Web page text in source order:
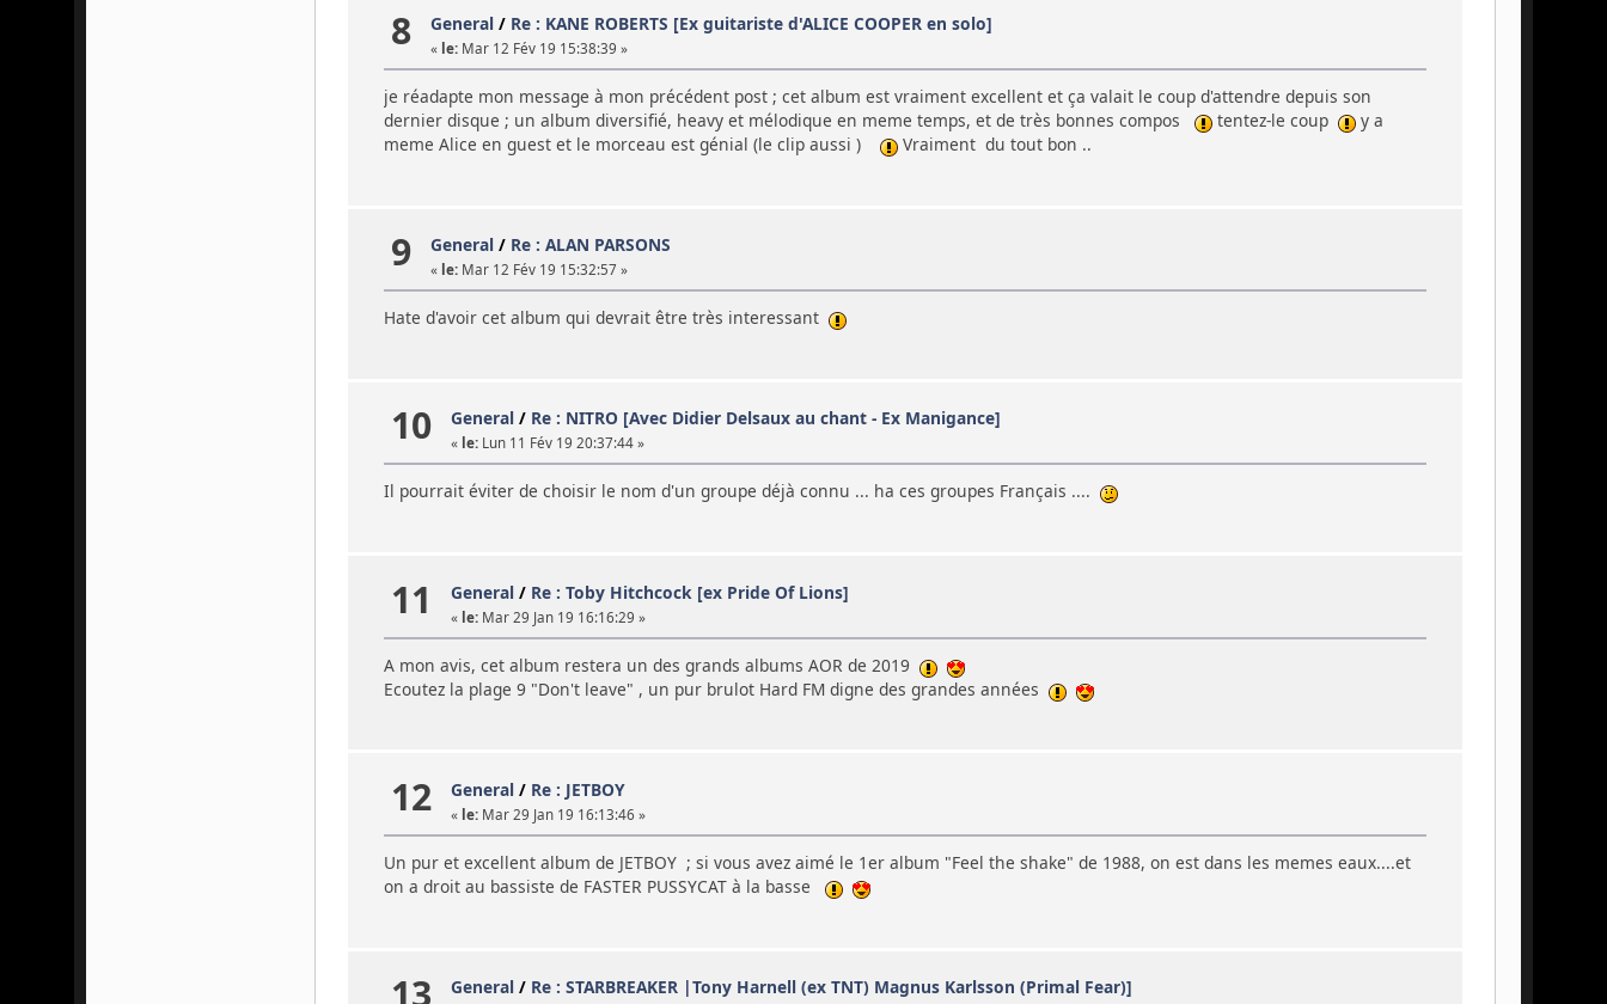
8 General/ Re : KANE ROBERTS [Ex guitariste d'ALICE COOPER en solo]
« le:Mar 12 Fév 19 15:38:39 »
je réadapte mon message à mon précédent post ; cet album est vraiment excellent et ça valait le coup d'attendre depuis son
dernier disque ; un album diversifié, heavy et mélodique en meme temps, et de très bonnes compos
tentez-le coup
y a
meme Alice en guest et le morceau est génial (le clip aussi )
Vraiment du tout bon ..
9 General/ Re : ALAN PARSONS
« le:Mar 12 Fév 19 15:32:57 »
Hate d'avoir cet album qui devrait être très interessant
10 General/ Re : NITRO [Avec Didier Delsaux au chant - Ex Manigance]
« le:Lun 11 Fév 19 20:37:44 »
Il pourrait éviter de choisir le nom d'un groupe déjà connu ... ha ces groupes Français ....
11 General/ Re : Toby Hitchcock [ex Pride Of Lions]
« le:Mar 29 Jan 19 16:16:29 »
A mon avis, cet album restera un des grands albums AOR de 2019
Ecoutez la plage 9 "Don't leave" , un pur brulot Hard FM digne des grandes années
12 General/ Re : JETBOY
« le:Mar 29 Jan 19 16:13:46 »
Un pur et excellent album de JETBOY ; si vous avez aimé le 1er album "Feel the shake" de 1988, on est dans les memes eaux....et
on a droit au bassiste de FASTER PUSSYCAT à la basse
13 General/ Re : STARBREAKER |Tony Harnell (ex TNT) Magnus Karlsson (Primal Fear)]